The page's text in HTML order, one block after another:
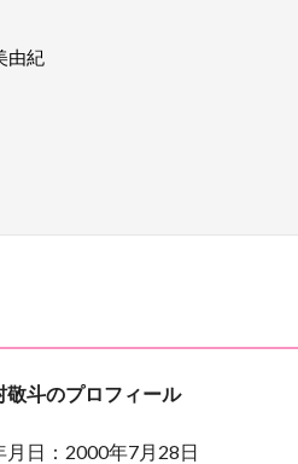
由紀
敬斗のプロフィール
月日：2000年7月28日